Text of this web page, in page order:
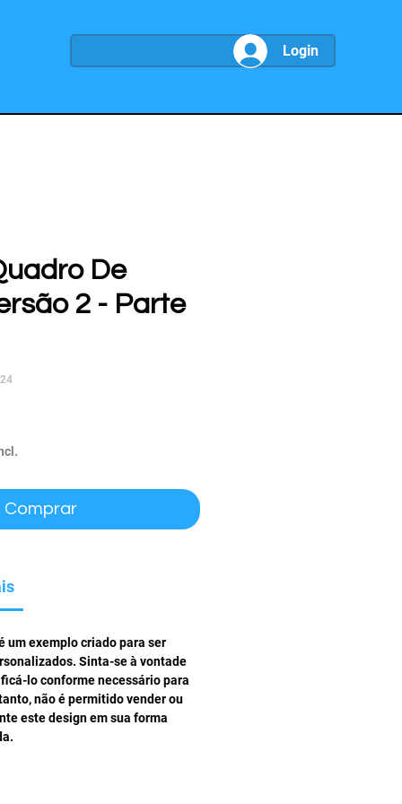
Login
De
2 - Parte
Comprar
um exemplo criado para ser
Sinta-se à vontade
lo conforme necessário para
não é permitido vender ou
este design em sua forma